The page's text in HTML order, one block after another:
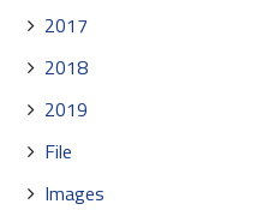
2017
2018
2019
File
Images